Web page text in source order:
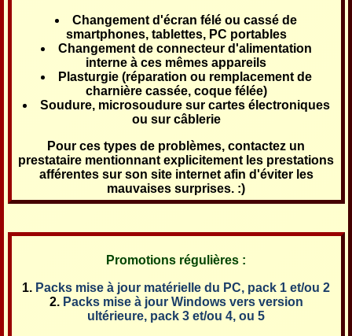
Changement d'écran félé ou cassé de
smartphones, tablettes, PC portables
Changement de connecteur d'alimentation
interne à ces mêmes appareils
Plasturgie (réparation ou remplacement de
charnière cassée, coque félée)
Soudure, microsoudure sur cartes électroniques
ou sur câblerie
Pour ces types de problèmes, contactez un
prestataire mentionnant explicitement les prestations
afférentes sur son site internet afin d'éviter les
mauvaises surprises. :)
Promotions régulières :
Packs mise à jour matérielle du PC, pack 1 et/ou 2
Packs mise à jour Windows vers version
ultérieure, pack 3 et/ou 4, ou 5